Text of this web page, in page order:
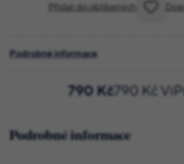
Přidat do oblíbených
Podrobné informace
790 Kč790 Kč ViP
Podrobné informace